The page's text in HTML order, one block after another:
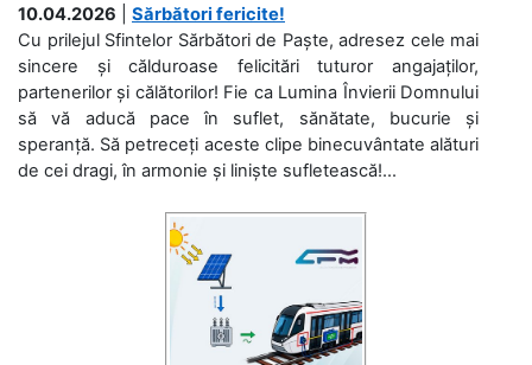
10.04.2026
Sărbători fericite!
Cu prilejul Sfintelor Sărbători de Paște, adresez cele mai
sincere și călduroase felicitări tuturor angajaților,
partenerilor și călătorilor! Fie ca Lumina Învierii Domnului
să vă aducă pace în suflet, sănătate, bucurie și
speranță. Să petreceți aceste clipe binecuvântate alături
de cei dragi, în armonie și liniște sufletească!...